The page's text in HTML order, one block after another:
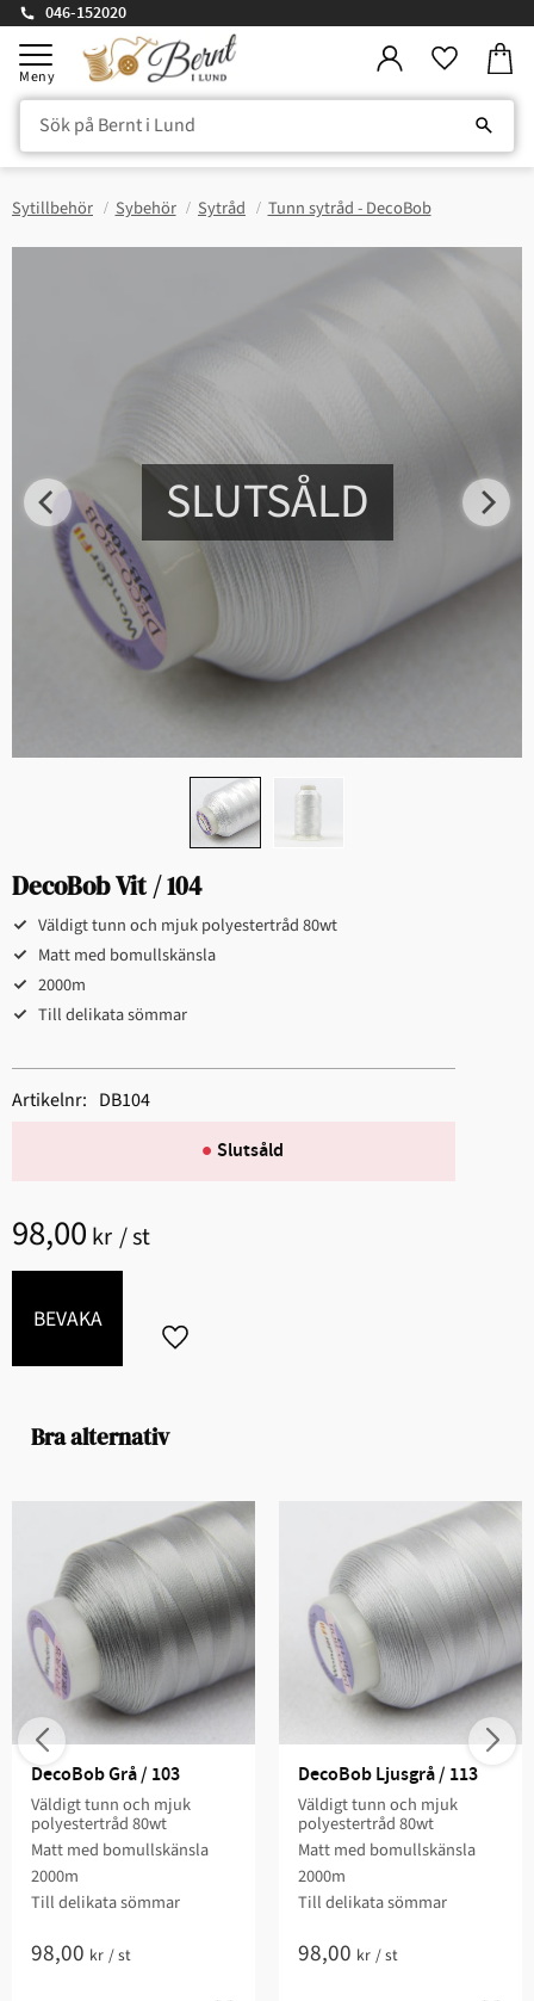
Meny
046-152020
Sytillbehör Sybehör Sytråd Tunn sytråd - DecoBob
SLUTSÅLD
DecoBob Vit / 104
Väldigt tunn och mjuk polyestertråd 80wt
Matt med bomullskänsla
2000m
Till delikata sömmar
98,00 kr /st
Lägg till i favoriter
BEVAKA
Bra alternativ
DecoBob Grå / 103
Väldigt tunn och mjuk
polyestertråd 80wt
Matt med bomullskänsla
2000m
Till delikata sömmar
98,00 kr /st
DecoBob Ljusgrå / 113
Väldigt tunn och mjuk
polyestertråd 80wt
Matt med bomullskänsla
2000m
Till delikata sömmar
98,00 kr /st
Slutsåld
Artikelnr DB104